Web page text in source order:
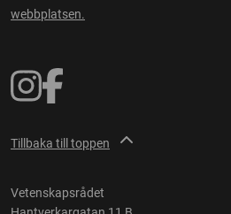
webbplatsen.
Tillbaka till toppen
Vetenskapsrådet